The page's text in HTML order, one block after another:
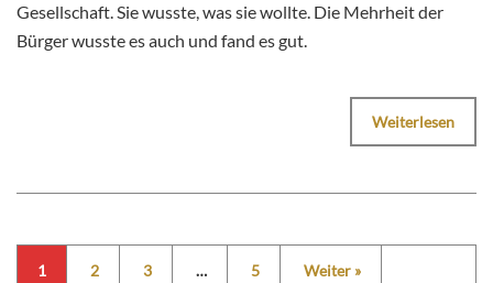
Gesellschaft. Sie wusste, was sie wollte. Die Mehrheit der
Bürger wusste es auch und fand es gut.
Weiterlesen
1 2 3 … 5 Weiter »